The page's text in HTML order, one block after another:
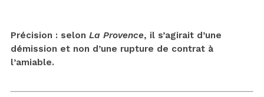
Précision : selon La Provence, il s’agirait d’une
démission et non d’une rupture de contrat à
l’amiable.